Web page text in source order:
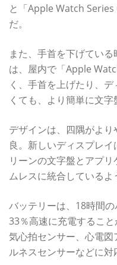
と「Apple Watch
だ。
また、手首を下げてい
は、屋内で「Apple
く、手首を上げたり、
くても、より簡単に文字
デザインは、四隅がよ
良。新しいディスプレ
リーンの文字盤とアプ
ムレスに統合しているよ
バッテリーは、18時間の
33％高速に充電するこ
気心拍センサー、心電
ルネスセンサーなどに対